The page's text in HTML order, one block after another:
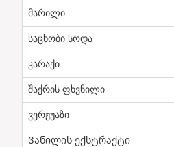
მარილი
საცხობი სოდა
კარაქი
შაქრის ფხვნილი
ვერჟუაზი
Ვანილის ექსტრაქტი